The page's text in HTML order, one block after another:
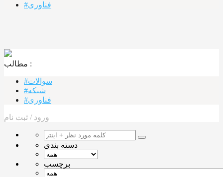
#فناوری
مطالب :‌ ‌‌
#سوالات
#شبکه
#فناوری
ورود / ثبت نام
دسته بندی
برچسب